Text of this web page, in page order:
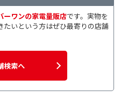
ーワンの家電量販店です。実物を
たいという方はぜひ最寄りの店舗
検索へ